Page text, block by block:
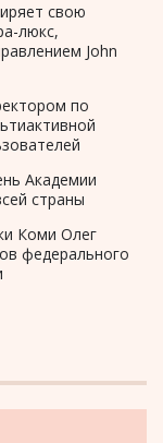
свою
люкс,
John
по
Академии
страны
Коми Олег
федерального